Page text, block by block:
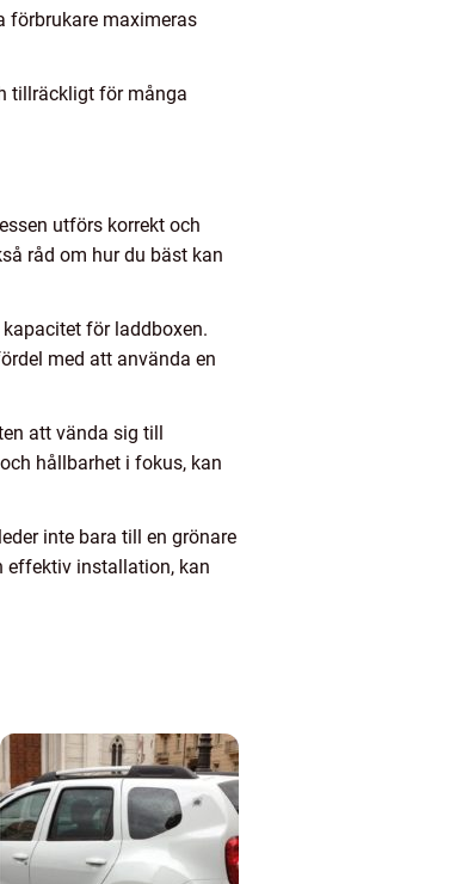
förbrukare maximeras
tillräckligt för många
utförs korrekt och
råd om hur du bäst kan
för laddboxen.
med att använda en
att vända sig till
hållbarhet i fokus, kan
inte bara till en grönare
effektiv installation, kan